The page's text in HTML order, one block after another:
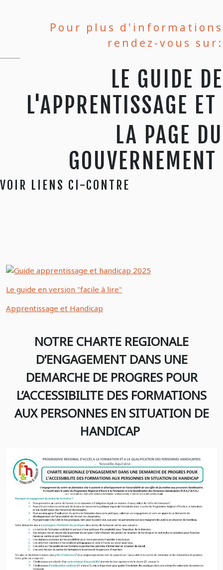
Pour plus d'informations
rendez-vous sur:
LE GUIDE DE
L'APPRENTISSAGE ET
LA PAGE DU
GOUVERNEMENT
VOIR LIENS CI-CONTRE
Le guide en version "facile à lire"
Apprentissage et Handicap
NOTRE CHARTE REGIONALE
D’ENGAGEMENT DANS UNE
DEMARCHE DE PROGRES POUR
L’ACCESSIBILITE DES FORMATIONS
AUX PERSONNES EN SITUATION DE
HANDICAP